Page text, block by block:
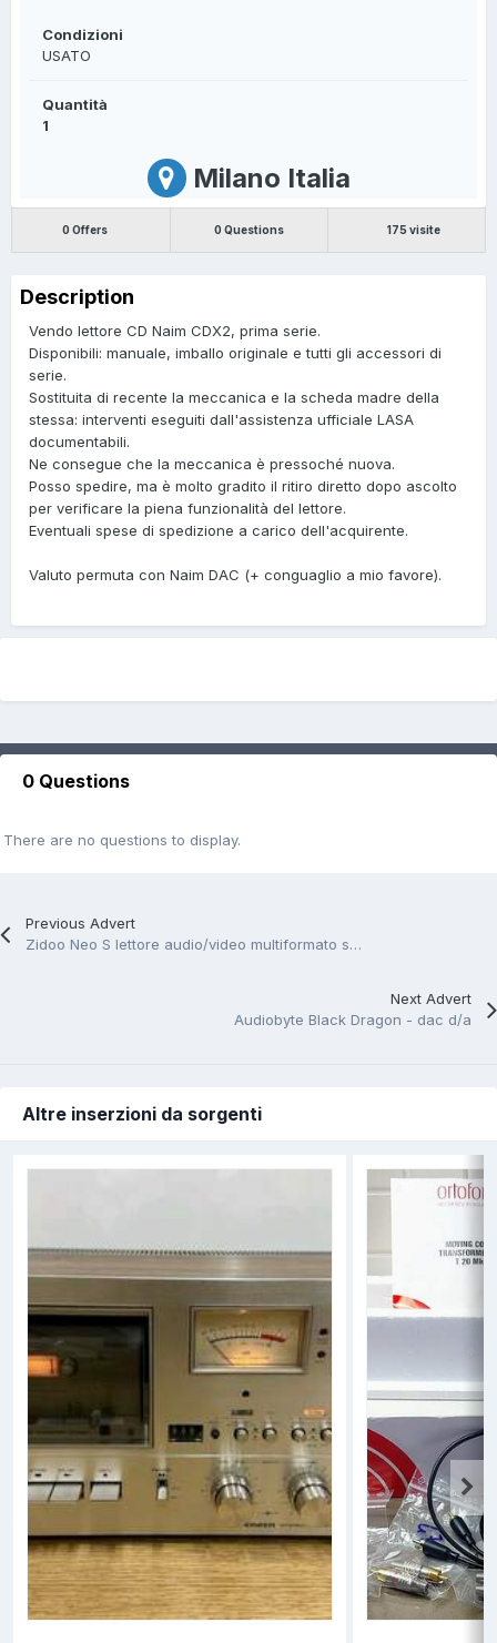
Condizioni
USATO
Quantità
1
Milano Italia
0 Offers 0 Questions 175 visite
Description
Vendo lettore CD Naim CDX2, prima serie.
Disponibili: manuale, imballo originale e tutti gli accessori di
serie.
Sostituita di recente la meccanica e la scheda madre della
stessa: interventi eseguiti dall'assistenza ufficiale LASA
documentabili.
Ne consegue che la meccanica è pressoché nuova.
Posso spedire, ma è molto gradito il ritiro diretto dopo ascolto
per verificare la piena funzionalità del lettore.
Eventuali spese di spedizione a carico dell'acquirente.
Valuto permuta con Naim DAC (+ conguaglio a mio favore).
0 Questions
There are no questions to display.
Previous Advert
Zidoo Neo S lettore audio/video multiformato streamer
Next Advert
Audiobyte Black Dragon - dac d/a
Altre inserzioni da sorgenti